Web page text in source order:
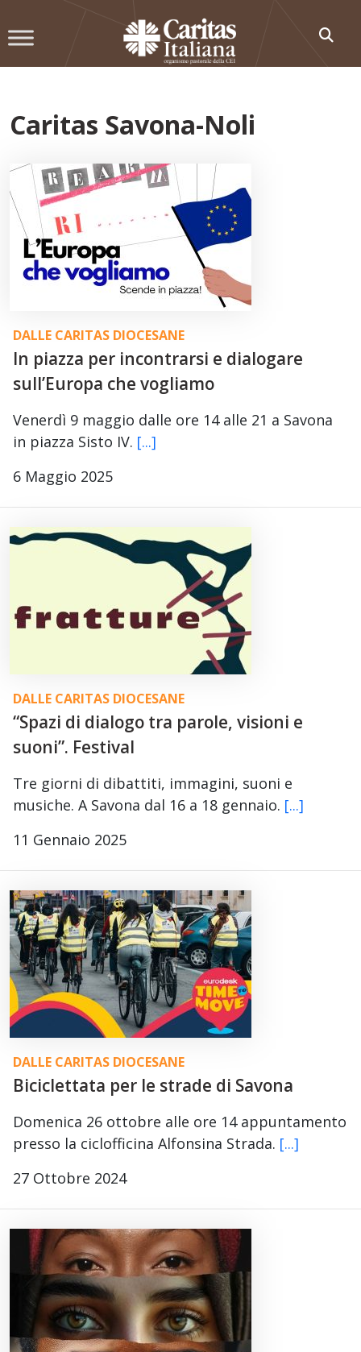
to
Caritas Savona-Noli
DALLE CARITAS DIOCESANE
In piazza per incontrarsi e dialogare
sull’Europa che vogliamo
Venerdì 9 maggio dalle ore 14 alle 21 a Savona
in piazza Sisto IV. [...]
6 Maggio 2025
DALLE CARITAS DIOCESANE
“Spazi di dialogo tra parole, visioni e
suoni”. Festival
Tre giorni di dibattiti, immagini, suoni e
musiche. A Savona dal 16 a 18 gennaio. [...]
11 Gennaio 2025
DALLE CARITAS DIOCESANE
Biciclettata per le strade di Savona
Domenica 26 ottobre alle ore 14 appuntamento
presso la ciclofficina Alfonsina Strada. [...]
27 Ottobre 2024